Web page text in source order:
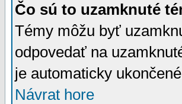
Čo sú to uzamknuté
Témy môžu byť
odpovedať na
je automaticky
Návrat hore